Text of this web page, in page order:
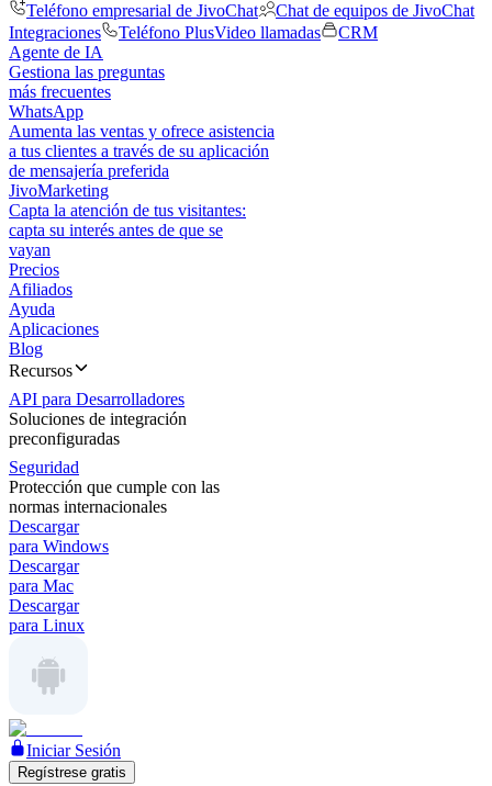
Teléfono empresarial de JivoChat
Chat de equipos de JivoChat
Integraciones
Teléfono PlusVideo llamadas
CRM
Agente de IA
Gestiona las preguntas
más frecuentes
WhatsApp
Aumenta las ventas y ofrece asistencia
a tus clientes a través de su aplicación
de mensajería preferida
JivoMarketing
Capta la atención de tus visitantes:
capta su interés antes de que se
vayan
Precios
Afiliados
Ayuda
Aplicaciones
Blog
Recursos
API para Desarrolladores
Soluciones de integración
preconfiguradas
Seguridad
Protección que cumple con las
normas internacionales
Descargar
para Windows
Descargar
para Mac
Descargar
para Linux
Iniciar Sesión
Regístrese gratis